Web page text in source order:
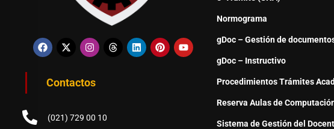
Contactos
(021) 729 00 10
Normograma
gDoc – Gestión de
gDoc – Instructivo
Procedimientos Trámites
Reserva Aulas de
Sistema de Gestión del